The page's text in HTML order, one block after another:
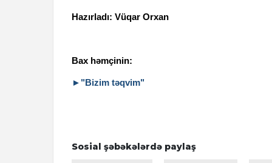
Hazırladı: Vüqar Orxan
Bax həmçinin:
►"Bizim təqvim"
Sosial şəbəkələrdə paylaş